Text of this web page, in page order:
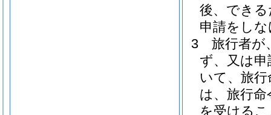
後、でき
申請をし
3
旅行者が
ず、又は
いて、旅
は、旅行
を受ける